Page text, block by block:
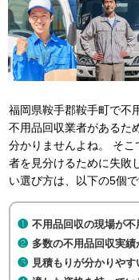
福岡県鞍手郡鞍手町で不
不用品回収業者があるた
分かりませんよね。 そ
者を見分けるために失敗
い選び方は、以下の5個で
不用品回収の現場が
多数の不用品回収実績
見積もりが分かりやす